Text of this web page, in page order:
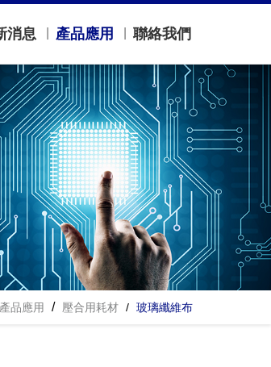
消息 產品應用 聯絡我們
產品應用 壓合用耗材 玻璃纖維布